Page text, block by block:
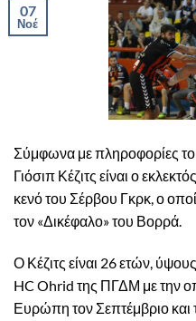
07
Νοέ
Σύμφωνα με πληροφορίες
Γιόσιπ Κέζιτς είναι ο
κενό του Σέρβου Γκρκ, ο
τον «Δικέφαλο» του Βορρά.
Ο Κέζιτς είναι 26 ετών,
HC Ohrid της ΠΓΔΜ με την
Ευρώπη τον Σεπτέμβριο και